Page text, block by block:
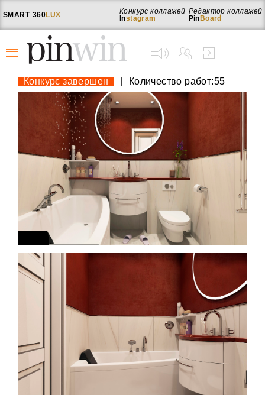
SMART 360LUX
Редактор коллажей
Pin Board
Конкурс коллажей
Instagram
Конкурс завершен Количество работ:55